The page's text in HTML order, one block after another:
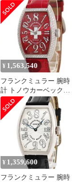
ブランド
¥ 1,563,540
フランクミュラー 腕時
計 トノウカーベックス
5850CH D 鑑定済み ブ
ランド
¥ 1,359,600
フランクミュラー 腕時